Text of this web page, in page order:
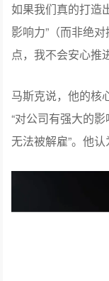
样的“机器人军团”
“这是我最担心的问
在业绩电话会上，
案”上。但他强调
点，我不会安心推